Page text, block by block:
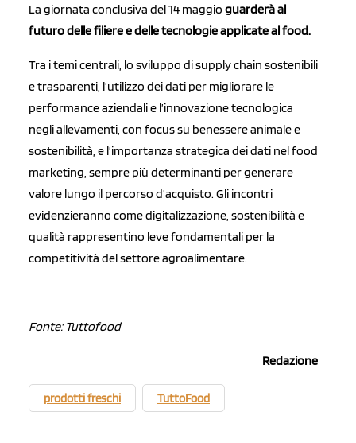
La giornata conclusiva del 14 maggio guarderà al
futuro delle filiere e delle tecnologie applicate al food.
Tra i temi centrali, lo sviluppo di supply chain sostenibili
e trasparenti, l’utilizzo dei dati per migliorare le
performance aziendali e l’innovazione tecnologica
negli allevamenti, con focus su benessere animale e
sostenibilità, e l’importanza strategica dei dati nel food
marketing, sempre più determinanti per generare
valore lungo il percorso d’acquisto. Gli incontri
evidenzieranno come digitalizzazione, sostenibilità e
qualità rappresentino leve fondamentali per la
competitività del settore agroalimentare.
Fonte: Tuttofood
Redazione
prodotti freschi TuttoFood